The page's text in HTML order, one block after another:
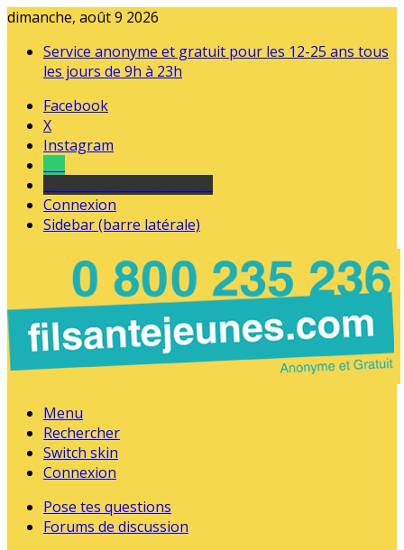
dimanche, août 9 2026
Service anonyme et gratuit pour les 12-25 ans tous
les jours de 9h à 23h
Facebook
X
Instagram
Connexion
Sidebar (barre latérale)
Menu
Rechercher
Switch skin
Connexion
Pose tes questions
Forums de discussion